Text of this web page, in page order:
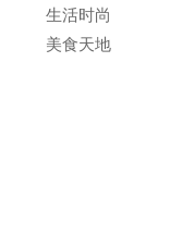
生活时尚
美食天地